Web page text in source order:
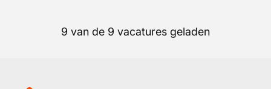
9 van de 9 vacatures geladen